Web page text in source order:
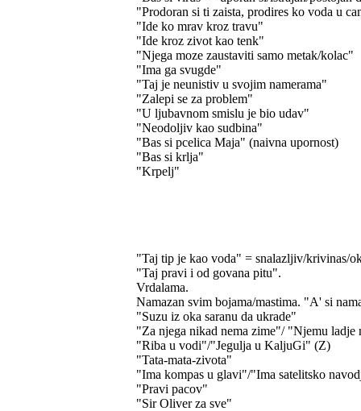
"Prodoran si ti zaista, prodires ko voda u
"Ide ko mrav kroz travu"
"Ide kroz zivot kao tenk"
"Njega moze zaustaviti samo metak/kolac"
"Ima ga svugde"
"Taj je neunistiv u svojim namerama"
"Zalepi se za problem"
"U ljubavnom smislu je bio udav"
"Neodoljiv kao sudbina"
"Bas si pcelica Maja" (naivna upornost)
"Bas si krlja"
"Krpelj"
"Taj tip je kao voda" = snalazljiv/krivinas/
"Taj pravi i od govana pitu".
Vrdalama.
Namazan svim bojama/mastima. "A' si
"Suzu iz oka saranu da ukrade"
"Za njega nikad nema zime"/ "Njemu ladje
"Riba u vodi"/"Jegulja u KaljuGi" (Z)
"Tata-mata-zivota"
"Ima kompas u glavi"/"Ima satelitsko
"Pravi pacov"
"Sir Oliver za sve"